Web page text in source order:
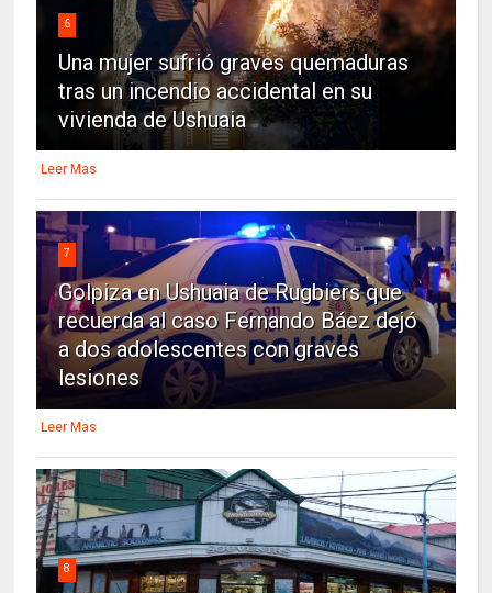
6
Una mujer sufrió graves quemaduras
tras un incendio accidental en su
vivienda de Ushuaia
Leer Mas
7
Golpiza en Ushuaia de Rugbiers que
recuerda al caso Fernando Báez dejó
a dos adolescentes con graves
lesiones
Leer Mas
8